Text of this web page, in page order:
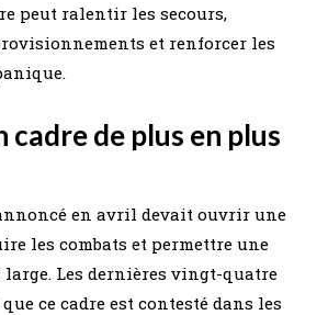
peut ralentir les secours,
et renforcer les
cadre de plus en plus
en avril devait ouvrir une
les combats et permettre une
Les dernières vingt-quatre
ce cadre est contesté dans les